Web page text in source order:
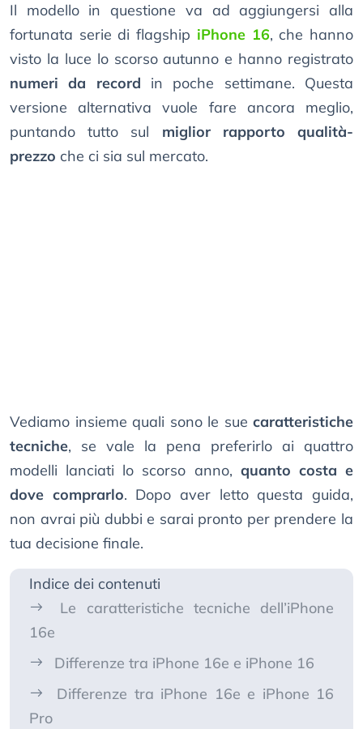
Il modello in questione va ad aggiungersi alla
fortunata serie di flagship iPhone 16, che hanno
visto la luce lo scorso autunno e hanno registrato
numeri da record in poche settimane. Questa
versione alternativa vuole fare ancora meglio,
puntando tutto sul miglior rapporto qualità-
prezzo che ci sia sul mercato.
Vediamo insieme quali sono le sue caratteristiche
tecniche, se vale la pena preferirlo ai quattro
modelli lanciati lo scorso anno, quanto costa e
dove comprarlo. Dopo aver letto questa guida,
non avrai più dubbi e sarai pronto per prendere la
tua decisione finale.
Indice dei contenuti
Le caratteristiche tecniche dell’iPhone
16e
Differenze tra iPhone 16e e iPhone 16
Differenze tra iPhone 16e e iPhone 16
Pro